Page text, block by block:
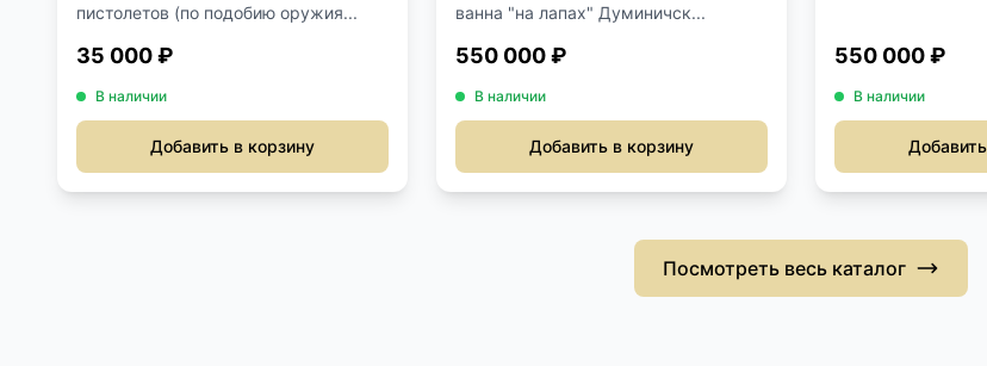
пистолетов (по подобию оружия...
35 000 ₽
В наличии
Добавить в корзину
ванна "на лапах" Думиничск...
550 000 ₽
В наличии
Добавить в корзину
550 000 ₽
В наличии
Посмотреть весь каталог